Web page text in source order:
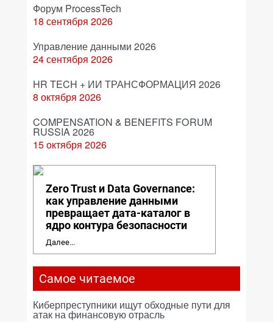
Форум ProcessTech
18 сентября 2026
Управление данными 2026
24 сентября 2026
HR TECH + ИИ ТРАНСФОРМАЦИЯ 2026
8 октября 2026
COMPENSATION & BENEFITS FORUM
RUSSIA 2026
15 октября 2026
Zero Trust и Data Governance:
как управление данными
превращает дата-каталог в
ядро контура безопасности
Далее...
Самое читаемое
Киберпреступники ищут обходные пути для
атак на финансовую отрасль